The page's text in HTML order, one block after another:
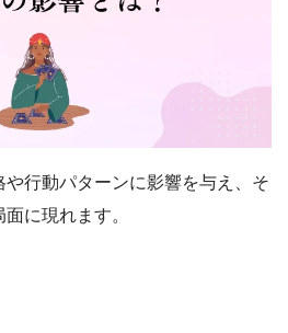
行動パターンに影響を与え、そ
に現れます。